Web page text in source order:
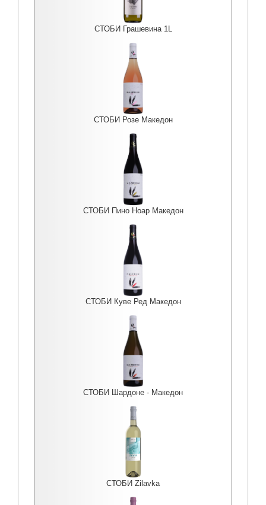
СТОБИ Грашевина 1L
СТОБИ Розе Македон
СТОБИ Пино Ноар Македон
СТОБИ Куве Ред Македон
СТОБИ Шардоне - Македон
СТОБИ Zilavka